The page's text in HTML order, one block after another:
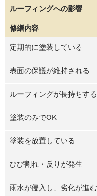
ルーフィングへの影響
修繕内容
定期的に塗装している
表面の保護が維持される
ルーフィングが長持ちする
塗装のみでOK
塗装を放置している
ひび割れ・反りが発生
雨水が侵入し、劣化が進む